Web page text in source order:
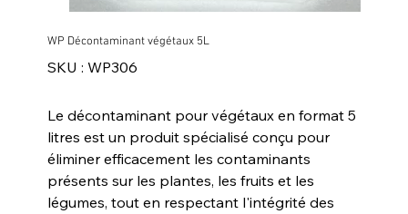
WP Décontaminant végétaux 5L
SKU : SKU
WP306
WP306
Le décontaminant pour végétaux en format 5
litres est un produit spécialisé conçu pour
éliminer efficacement les contaminants
présents sur les plantes, les fruits et les
légumes, tout en respectant l'intégrité des